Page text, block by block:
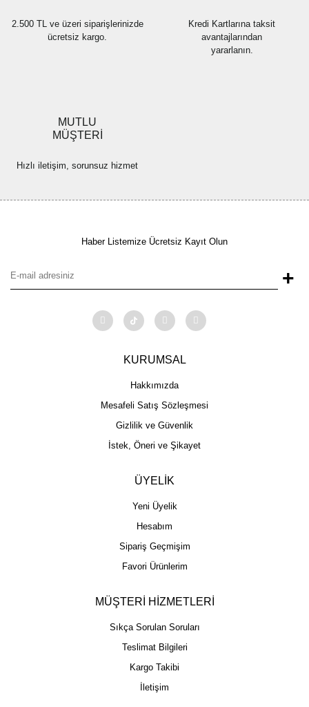
2.500 TL ve üzeri siparişlerinizde
ücretsiz kargo.
Kredi Kartlarına taksit
avantajlarından
yararlanın.
MUTLU
MÜŞTERİ
Hızlı iletişim, sorunsuz hizmet
Haber Listemize Ücretsiz Kayıt Olun
+
KURUMSAL
Hakkımızda
Mesafeli Satış Sözleşmesi
Gizlilik ve Güvenlik
İstek, Öneri ve Şikayet
ÜYELİK
Yeni Üyelik
Hesabım
Sipariş Geçmişim
Favori Ürünlerim
MÜŞTERİ HİZMETLERİ
Sıkça Sorulan Soruları
Teslimat Bilgileri
Kargo Takibi
İletişim